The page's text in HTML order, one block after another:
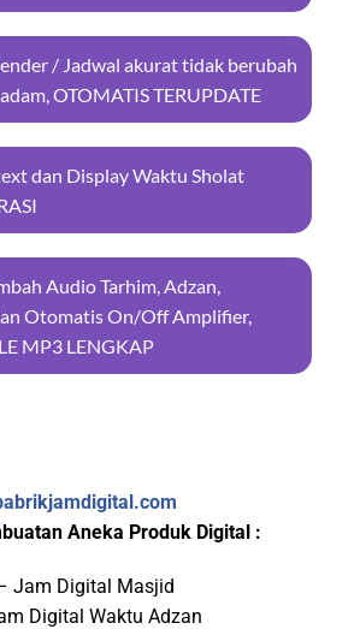
/ Jadwal akurat tidak berubah
OTOMATIS TERUPDATE
dan Display Waktu Sholat
Audio Tarhim, Adzan,
Otomatis On/Off Amplifier,
MP3 LENGKAP
Aneka Produk Digital :
Jam Digital Masjid
Digital Waktu Adzan